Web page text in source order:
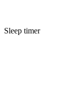
Sleep timer